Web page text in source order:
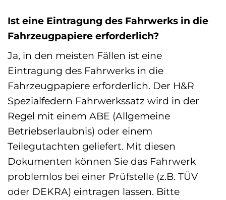
Ist eine Eintragung des Fahrwerks in die
Fahrzeugpapiere erforderlich?
Ja, in den meisten Fällen ist eine
Eintragung des Fahrwerks in die
Fahrzeugpapiere erforderlich. Der H&R
Spezialfedern Fahrwerkssatz wird in der
Regel mit einem ABE (Allgemeine
Betriebserlaubnis) oder einem
Teilegutachten geliefert. Mit diesen
Dokumenten können Sie das Fahrwerk
problemlos bei einer Prüfstelle (z.B. TÜV
oder DEKRA) eintragen lassen. Bitte